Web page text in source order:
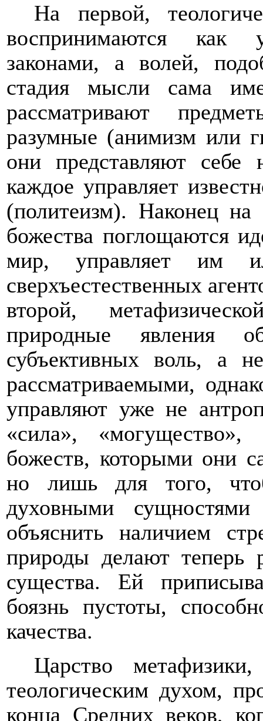
На первой,
воспринимаются как
законами, а волей,
стадия мысли сама
рассматривают
разумные (анимизм или
они представляют себе
каждое управляет
(политеизм). Наконец
божества поглощаются
мир, управляет им
сверхъестественных
второй,
природные явления
субъективных воль, а
рассматриваемыми,
управляют уже не
«сила»,
божеств, которыми они
но лишь для того,
духовными
объяснить наличием
природы делают теперь
существа. Ей
боязнь пустоты,
качества.
Царство
теологическим духом,
конца Средних веков,